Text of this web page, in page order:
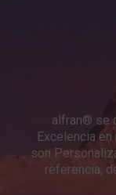
alfran® se
Excelencia
son
referencia,